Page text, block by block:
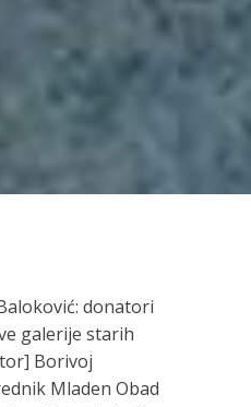
donatori
galerije starih
Borivoj
Mladen Obad